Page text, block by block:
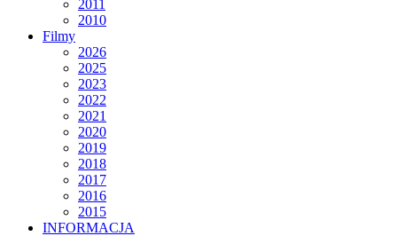
2011
2010
Filmy
2026
2025
2023
2022
2021
2020
2019
2018
2017
2016
2015
INFORMACJA